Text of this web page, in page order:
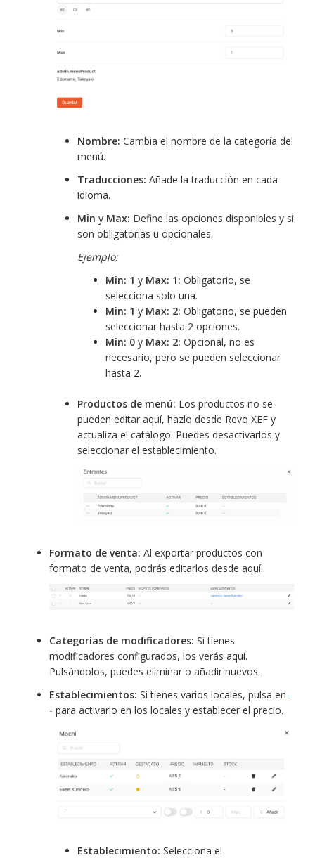
Nombre: Cambia el nombre de la categoría del
menú.
Traducciones: Añade la traducción en cada
idioma.
Min y Max: Define las opciones disponibles y si
son obligatorias u opcionales.
Ejemplo:
Min: 1 y Max: 1: Obligatorio, se
selecciona solo una.
Min: 1 y Max: 2: Obligatorio, se pueden
seleccionar hasta 2 opciones.
Min: 0 y Max: 2: Opcional, no es
necesario, pero se pueden seleccionar
hasta 2.
Productos de menú: Los productos no se
pueden editar aquí, hazlo desde Revo XEF y
actualiza el catálogo. Puedes desactivarlos y
seleccionar el establecimiento.
Formato de venta: Al exportar productos con
formato de venta, podrás editarlos desde aquí.
Categorías de modificadores: Si tienes
modificadores configurados, los verás aquí.
Pulsándolos, puedes eliminar o añadir nuevos.
Establecimientos: Si tienes varios locales, pulsa en -
- para activarlo en los locales y establecer el precio.
Establecimiento: Selecciona el